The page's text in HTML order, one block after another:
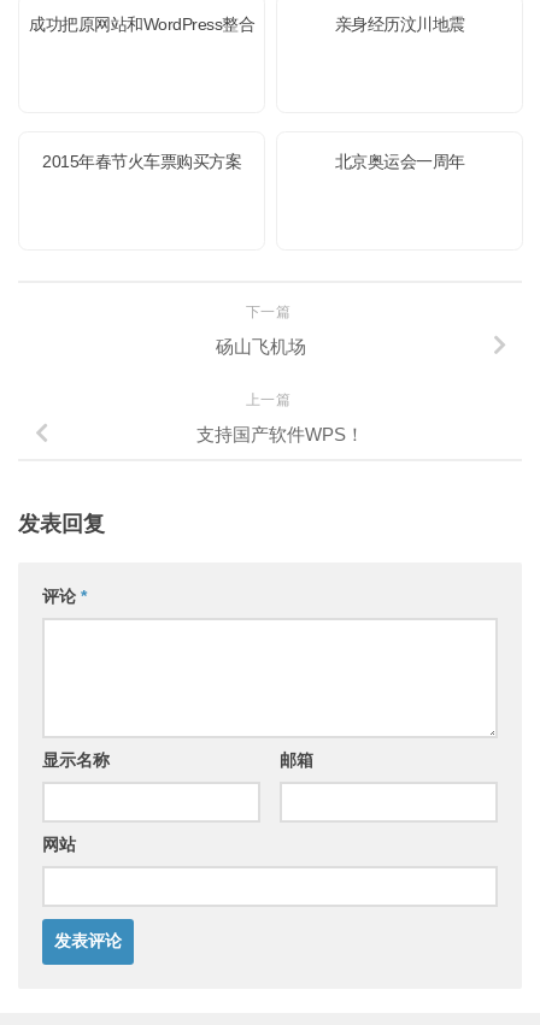
成功把原网站和WordPress整合 亲身经历汶川地震
2015年春节火车票购买方案 北京奥运会一周年
下一篇
砀山飞机场
上一篇
支持国产软件WPS！
发表回复
评论 *
显示名称 邮箱
网站